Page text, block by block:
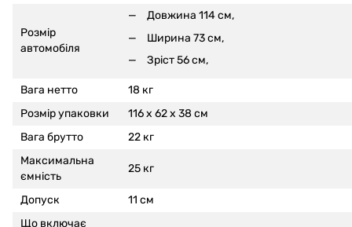
Розмір
автомобіля
Довжина 114 см,
Ширина 73 см,
Зріст 56 см,
Вага нетто
18 кг
Розмір упаковки
116 x 62 x 38 см
Вага брутто
22 кг
Максимальна
ємність
25 кг
Допуск
11 см
Що включає